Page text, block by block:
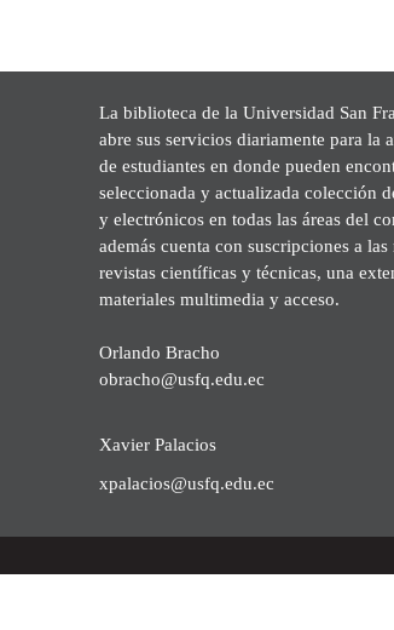
La biblioteca de la Universidad San
abre sus servicios diariamente para la
de estudiantes en donde pueden
seleccionada y actualizada colección
y electrónicos en todas las áreas del
además cuenta con suscripciones a
revistas científicas y técnicas, una
materiales multimedia y acceso.
Orlando Bracho
obracho@usfq.edu.ec
Xavier Palacios
xpalacios@usfq.edu.ec